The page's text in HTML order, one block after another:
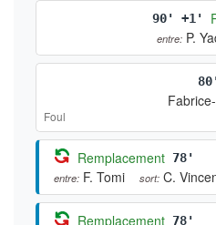
90' +1'
entre: P.
80'
Foul
Remplacement 78'
entre: F. Tomi sort: C.
Remplacement 78'